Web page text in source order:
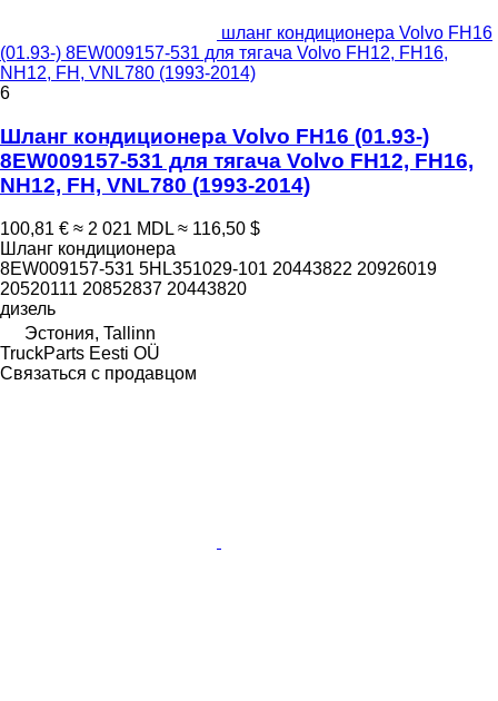
шланг кондиционера Volvo FH16
(01.93-) 8EW009157-531 для тягача Volvo FH12, FH16,
NH12, FH, VNL780 (1993-2014)
6
Шланг кондиционера Volvo FH16 (01.93-)
8EW009157-531 для тягача Volvo FH12, FH16,
NH12, FH, VNL780 (1993-2014)
100,81 € ≈ 2 021 MDL ≈ 116,50 $
Шланг кондиционера
8EW009157-531 5HL351029-101 20443822 20926019
20520111 20852837 20443820
дизель
Эстония, Tallinn
TruckParts Eesti OÜ
Связаться с продавцом